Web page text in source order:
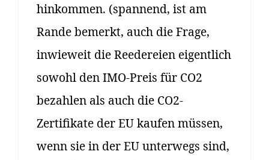
hinkommen. (spannend, ist am
Rande bemerkt, auch die Frage,
inwieweit die Reedereien eigentlich
sowohl den IMO-Preis für CO2
bezahlen als auch die CO2-
Zertifikate der EU kaufen müssen,
wenn sie in der EU unterwegs sind,